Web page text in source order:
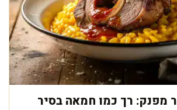
מפנק: רך כמו חמאה בסיר